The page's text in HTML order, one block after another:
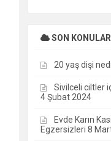
SON KONULAR
20 yaş dişi
Sivilceli ciltler
4 Şubat 2024
Evde Karın
Egzersizleri 8